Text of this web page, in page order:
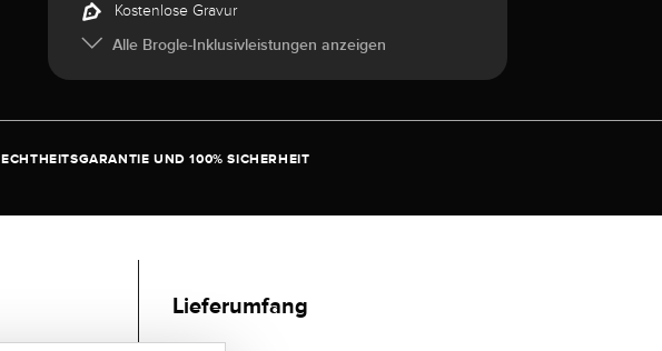
Kostenlose Gravur
Alle Brogle-Inklusivleistungen anzeigen
ECHTHEITSGARANTIE UND 100% SICHERHEIT
Lieferumfang